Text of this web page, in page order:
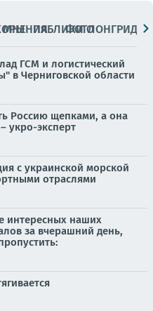
МНЕНИЯПАБЛИКИ
ФОТОЛОНГРИДЫ
ГСМ и логистический
в Черниговской области
Россию щепками, а она
укро-эксперт
с украинской морской
отраслями
интересных наших
за вчерашний день,